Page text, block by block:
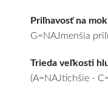
Priľnavosť na
G=NAJmenšia
Trieda veľkosti
(A=NAJtichšie -